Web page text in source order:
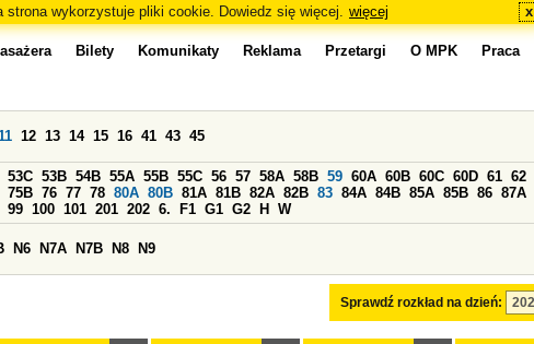
strona wykorzystuje pliki cookie. Dowiedz się więcej. więcej x
Bilety Komunikaty Reklama Przetargi O MPK Praca
Sprawdź rozkład na dzień:
12 13 14 15 16 41 43 45
53C 53B 54B 55A 55B 55C 56 57 58A 58B 59 60A 60B 60C 60D 61 62
75B 76 77 78 80A 80B 81A 81B 82A 82B 83 84A 84B 85A 85B 86 87A
99 100 101 201 202 6. F1 G1 G2 H W
N6 N7A N7B N8 N9